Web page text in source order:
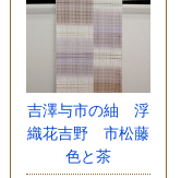
吉澤与市の紬 浮
織花吉野 市松藤
色と茶